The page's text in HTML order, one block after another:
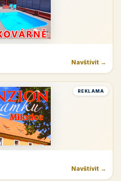
Navštívit →
REKLAMA
Navštívit →